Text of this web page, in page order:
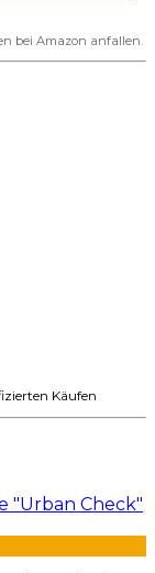
bei Amazon anfallen.
Käufen